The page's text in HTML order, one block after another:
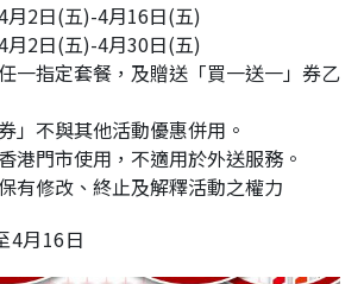
月2日(五)-4月16日(五)
月2日(五)-4月30日(五)
一指定套餐，及贈送「買一送一」券乙
」不與其他活動優惠併用。
港門市使用，不適用於外送服務。
有修改、終止及解釋活動之權力
4月16日